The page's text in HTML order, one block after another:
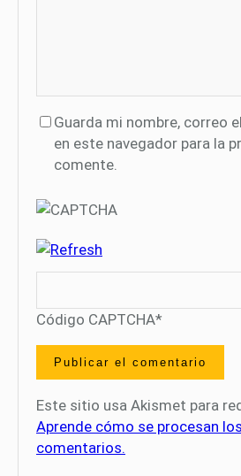
Guarda mi nombre, correo
en este navegador para la
comente.
Código CAPTCHA*
Este sitio usa Akismet para
Aprende cómo se procesan
comentarios.